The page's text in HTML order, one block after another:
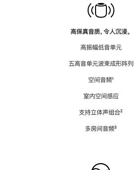
高保真音质，令人沉浸。
高振幅低音单元
五高音单元波束成形阵列
空间音频脚
¹
室内空间感应
支持立体声组合脚
²
多房间音频脚
³